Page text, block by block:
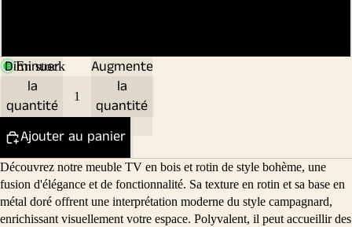
En stock
Diminuer
la
quantité
Augmenter
la
quantité
Ajouter au panier
Découvrez notre meuble TV en bois et rotin de style bohème, une
fusion d'élégance et de fonctionnalité. Sa texture en rotin et sa base en
métal doré offrent une interprétation moderne du style campagnard,
enrichissant visuellement votre espace. Polyvalent, il peut accueillir des